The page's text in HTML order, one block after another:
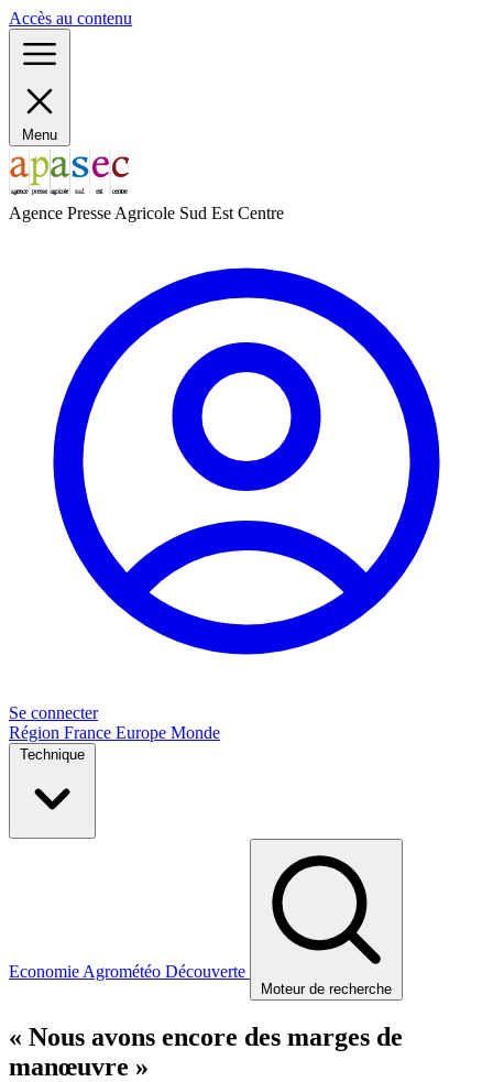
Accès au contenu
Menu
Agence Presse Agricole Sud Est Centre
Se connecter
Région France Europe Monde
Technique
Economie Agrométéo Découverte
Moteur de recherche
« Nous avons encore des marges de
manœuvre »
Panneau de gestion des cookies